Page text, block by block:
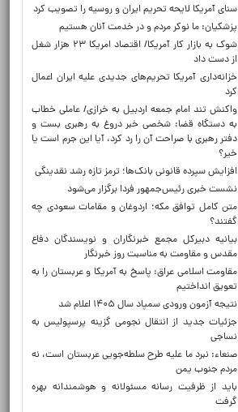
سنای آمریکا لایحه تحریم ایران و روسیه را تصویب کرد
پزشکیان: ما نوکر مردم و در خدمت آنان هستیم
شوک به بازار کار آمریکا/ اقتصاد امریکا ۲۳ هزار شغل
از دست داد
خزانه‌داری آمریکا تحریم‌های جدیدی علیه ایران اعمال
کرد
واکنش تند امام جمعه اردبیل به خرازی/ عاملی خطاب
به دستگاه قضا: شخصی خبر دروغ به رهبری بست و
دفتر رهبری با صراحت آن را رد کرد، آیا این جرم است یا
خیر؟
افزایش سپرده قانونی بانک‌ها؛ ترمز تازه رشد نقدینگی
نشست خبری رئیس‌جمهور فردا برگزار می‌شود
متن کامل توافق مکه؛ اردوغان و مقامات سعودی چه
گفتند؟
بیانیه دبیرکل مجمع خبرنگاران و نویسندگان دفاع
مقدس و مقاومت به مناسبت روز خبرنگار
مقاومت اسلامی عراق: پاسخ به آمریکا و عربستان را به
تعویق انداختیم
نتیجه آزمون ورودی سمپاد سال ۱۴۰۵ اعلام شد
جزئیات جدید از انتقال نجومی گزینه پرسپولیس به
نساجی
صنعاء: نبرد ما علیه طرح سلطه‌جویی عربستان است، نه
مردم جنوب یمن
باید از ظرفیت رسانه مسئولانه و هوشمندانه بهره
گرفت